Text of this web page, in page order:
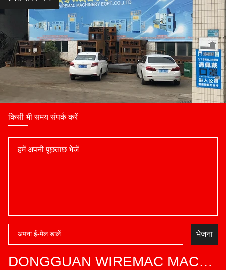
किसी भी समय संपर्क करें
भेजना
DONGGUAN WIREMAC MACHINERY EQPT. CO., LTD.